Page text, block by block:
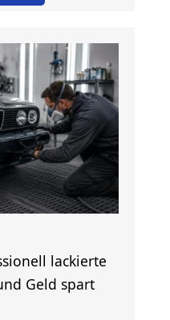
lackierte
Geld spart